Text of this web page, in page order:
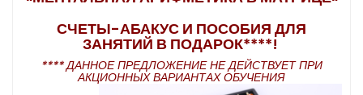
СЧЕТЫ-АБАКУС И ПОСОБИЯ ДЛЯ
ЗАНЯТИЙ В ПОДАРОК****!
**** ДАННОЕ ПРЕДЛОЖЕНИЕ НЕ ДЕЙСТВУЕТ ПРИ
АКЦИОННЫХ ВАРИАНТАХ ОБУЧЕНИЯ